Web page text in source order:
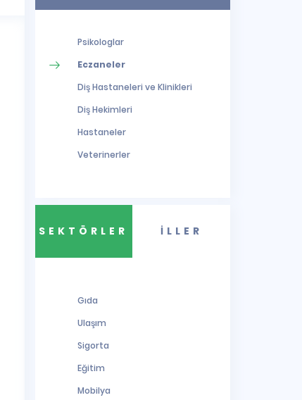
Psikologlar
Eczaneler
Diş Hastaneleri ve Klinikleri
Diş Hekimleri
Hastaneler
Veterinerler
SEKTÖRLER İLLER
Gıda
Ulaşım
Sigorta
Eğitim
Mobilya